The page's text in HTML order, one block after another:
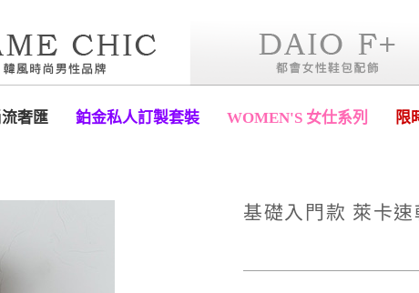
奢匯 鉑金私人訂製套裝 WOMEN'S 女仕系列 限
基礎入門款 萊卡